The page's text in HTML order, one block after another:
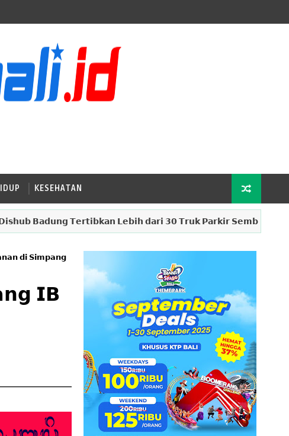
KESEHATAN
𝗧𝗲𝗿𝘁𝗶𝗯𝗸𝗮𝗻 𝗟𝗲𝗯𝗶𝗵 𝗱𝗮𝗿𝗶 𝟯𝟬 𝗧𝗿𝘂𝗸 𝗣𝗮𝗿𝗸𝗶𝗿 𝗦𝗲𝗺𝗯𝗮𝗿𝗮𝗻𝗴𝗮𝗻 𝗱𝗶
𝗱𝗶 𝗦𝗶𝗺𝗽𝗮𝗻𝗴
𝗜𝗕